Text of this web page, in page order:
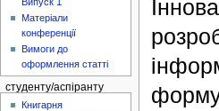
Випуск 1
Матеріали
конференції
Вимоги до
оформлення статті
студенту/аспіранту
Книгарня